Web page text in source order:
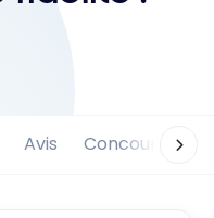
Avis Concours